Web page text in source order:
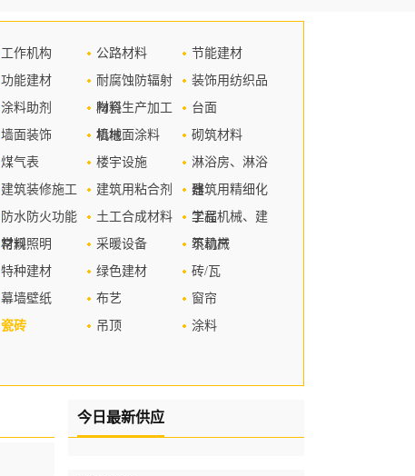
工作机构 公路材料
节能建材
功能建材
耐腐蚀防辐射
材料
装饰用纺织品
涂料助剂
陶瓷生产加工
机械
台面
墙面装饰 墙地面涂料
砌筑材料
煤气表 楼宇设施
淋浴房、淋浴
器
建筑装修施工 建筑用粘合剂
建筑用精细化
学品
防水防火功能
材料
土工合成材料
工程机械、建
筑机械
常规照明 采暖设备
不动产
特种建材 绿色建材
砖/瓦
幕墙壁纸 布艺
窗帘
瓷砖 吊顶
涂料
今日最新供应